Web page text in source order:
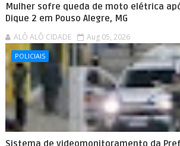
Mulher sofre queda de moto elétrica
Dique 2 em Pouso Alegre, MG
ALÔ ALÔ CIDADE Aug 05, 2026
POLICIAIS
Sistema de videomonitoramento da